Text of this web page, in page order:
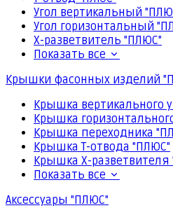
Угол вертикальный
Угол горизонтальный
Х-разветвитель "ПЛЮС"
Показать все
Крышки фасонных изделий
Крышка вертикального
Крышка
Крышка переходника
Крышка Т-отвода "ПЛЮС"
Крышка Х-
Показать все
Аксессуары "ПЛЮС"